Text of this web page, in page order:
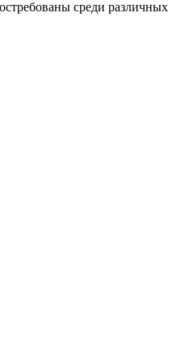
среди различных